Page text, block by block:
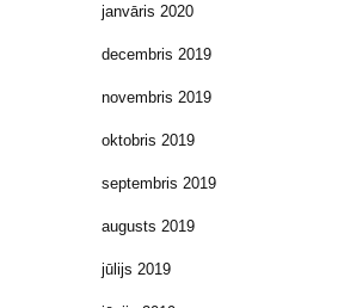
janvāris 2020
decembris 2019
novembris 2019
oktobris 2019
septembris 2019
augusts 2019
jūlijs 2019